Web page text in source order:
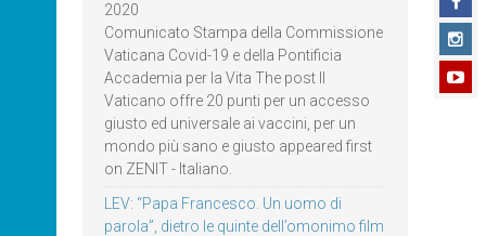
2020
Comunicato Stampa della Commissione
Vaticana Covid-19 e della Pontificia
Accademia per la Vita The post Il
Vaticano offre 20 punti per un accesso
giusto ed universale ai vaccini, per un
mondo più sano e giusto appeared first
on ZENIT - Italiano.
LEV: “Papa Francesco. Un uomo di
parola”, dietro le quinte dell’omonimo film